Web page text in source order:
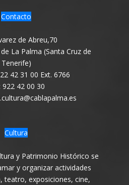
Contacto
de Abreu,70
La Palma (Santa Cruz de
Tenerife)
42 31 00 Ext. 6766
922 42 00 30
Cultura
y Patrimonio Histórico se
y organizar actividades
teatro, exposiciones, cine,